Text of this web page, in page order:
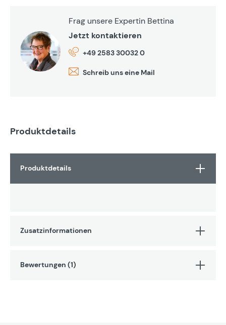
Frag unsere Expertin Bettina
Jetzt kontaktieren
+49 2583 30032 0
Schreib uns eine Mail
Produktdetails
Produktdetails
Zusatzinformationen
Bewertungen (1)